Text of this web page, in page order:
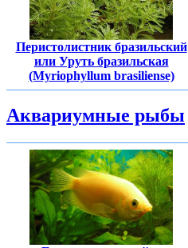
Перистолистник бразильский
или Уруть бразильская
(Myriophyllum brasiliense)
Аквариумные рыбы